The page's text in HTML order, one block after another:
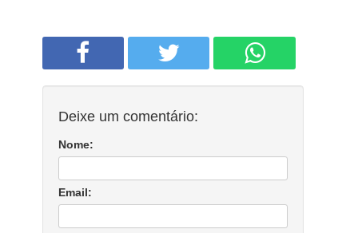
Deixe um comentário:
Nome:
Email: